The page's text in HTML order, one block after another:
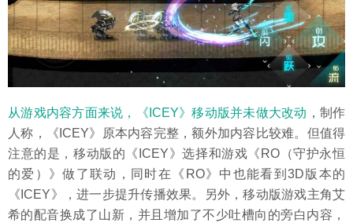
从游戏内容方面来说，《ICEY》移动版并未做大改动 ，制作
人称，《ICEY》原本内容完整，额外加内容比较难。但值得
注意的是，移动版的《ICEY》选择和游戏《RO（守护永恒
的爱）》做了联动，同时在《RO》中也能看到3D版本的
《ICEY》，进一步提升传播效果。另外，移动版游戏主角艾
希的配音换成了山新，并且增加了不少吐槽向的旁白内容，